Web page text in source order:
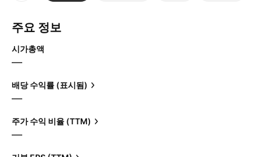
주요 정보
시가총액
—
배당 수익률 (표시됨)
—
주가 수익 비율 (TTM)
—